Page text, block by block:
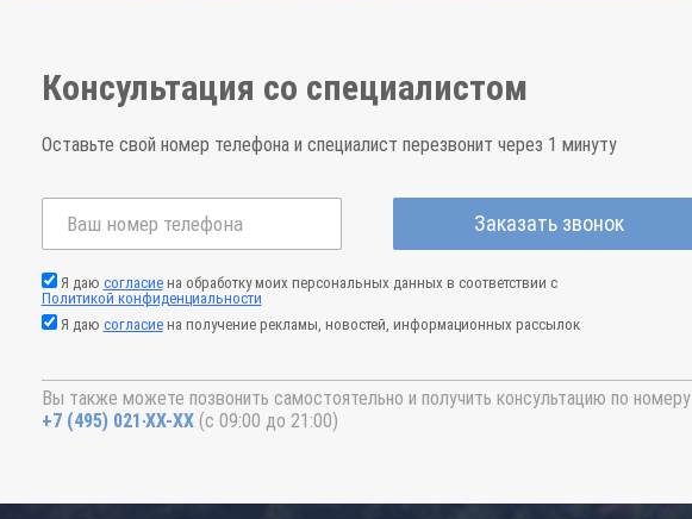
Консультация со специалистом
Оставьте свой номер телефона и специалист перезвонит через 1 минуту
Заказать звонок
Я даю согласиена обработку моих персональных данных в соответствии с
Политикой конфиденциальности
Я даю согласиена получение рекламы, новостей, информационных рассылок
Вы также можете позвонить самостоятельно и получить консультацию по номеру
+7 (495) 021-41-76 (с 09:00 до 21:00)